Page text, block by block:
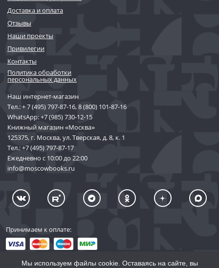
Доставка и оплата
Отзывы
Наши проекты
Привилегии
Контакты
Политика обработки
персональных данных
Наш интернет-магазин
Тел.:+ 7 (495) 797-87-16,8 (800) 101-87-16
WhatsApp:+7 (985) 730-12-15
Книжный магазин «Москва»
125375, г. Москва, ул. Тверская, д. 8, к. 1
Тел.:+7 (495) 797-87-17
Ежедневно с 10:00 до 22:00
info@moscowbooks.ru
Принимаем к оплате:
Мы используем файлы cookie. Оставаясь на сайте, вы